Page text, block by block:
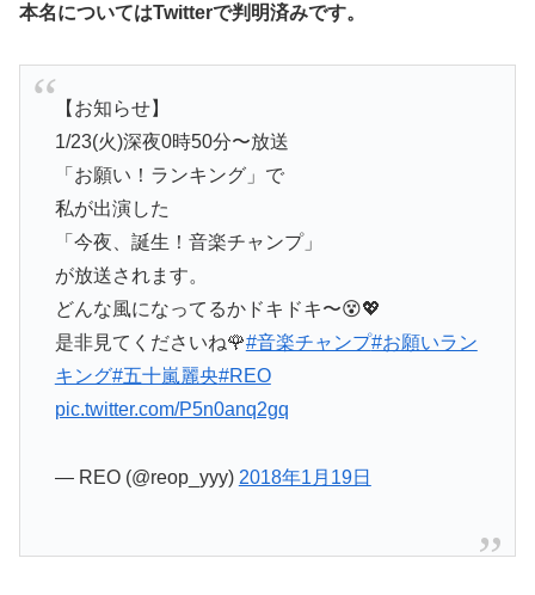
本名についてはTwitterで判明済みです。
【お知らせ】
1/23(火)深夜0時50分〜放送
「お願い！ランキング」で
私が出演した
「今夜、誕生！音楽チャンプ」
が放送されます。
どんな風になってるかドキドキ〜😵💖
是非見てくださいね🌹#音楽チャンプ#お願いラン
キング#五十嵐麗央#REO
pic.twitter.com/P5n0anq2gq
— REO (@reop_yyy) 2018年1月19日